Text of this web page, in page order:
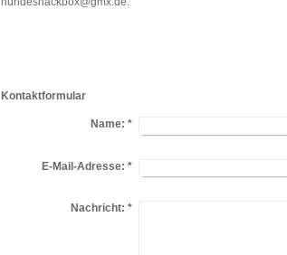
Kontaktformular
Name: *
E-Mail-Adresse: *
Nachricht: *